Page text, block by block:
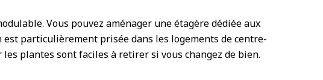
Vous pouvez aménager une étagère dédiée aux
particulièrement prisée dans les logements de centre-
plantes sont faciles à retirer si vous changez de bien.